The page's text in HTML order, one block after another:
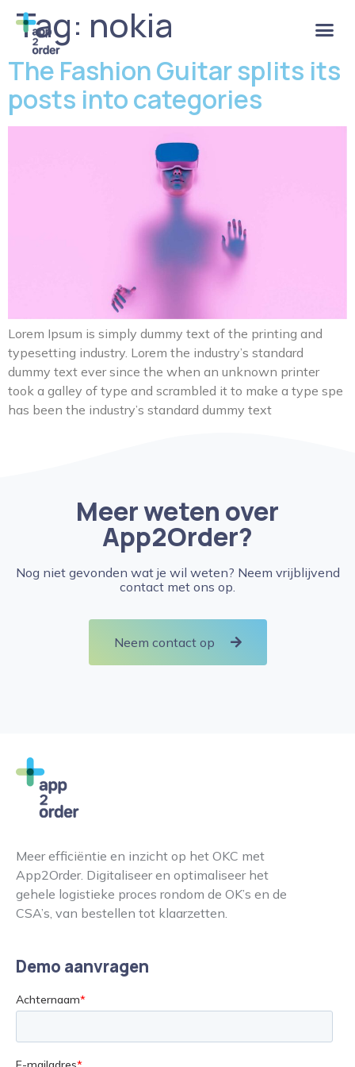
Tag: nokia
The Fashion Guitar splits its
posts into categories
Lorem Ipsum is simply dummy text of the printing and
typesetting industry. Lorem the industry’s standard
dummy text ever since the when an unknown printer
took a galley of type and scrambled it to make a type spe
has been the industry’s standard dummy text
Meer weten over
App2Order?
Nog niet gevonden wat je wil weten? Neem vrijblijvend
contact met ons op.
Neem contact op
Meer efficiëntie en inzicht op het OKC met
App2Order. Digitaliseer en optimaliseer het
gehele logistieke proces rondom de OK’s en de
CSA’s, van bestellen tot klaarzetten.
Demo aanvragen